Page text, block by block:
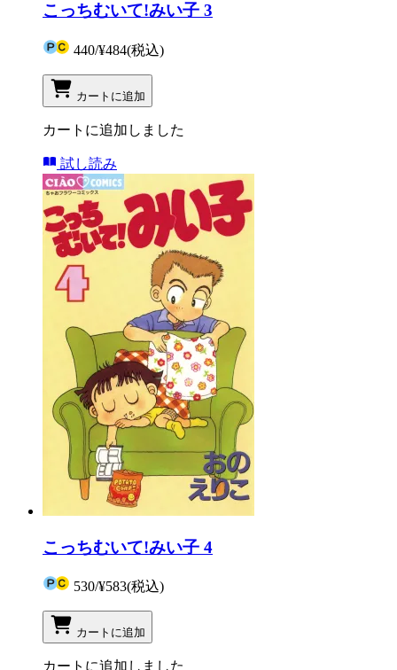
こっちむいて!みい子 3
440/¥484(税込)
カートに追加
カートに追加しました
試し読み
こっちむいて!みい子 4
530/¥583(税込)
カートに追加
カートに追加しました